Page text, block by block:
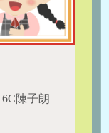
陳子朗